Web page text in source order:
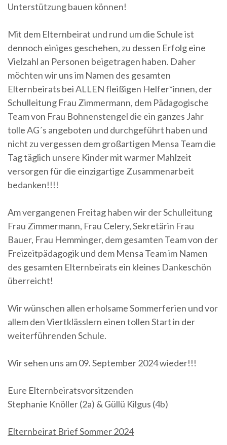
Unterstützung bauen können!
Mit dem Elternbeirat und rund um die Schule ist
dennoch einiges geschehen, zu dessen Erfolg eine
Vielzahl an Personen beigetragen haben. Daher
möchten wir uns im Namen des gesamten
Elternbeirats bei ALLEN fleißigen Helfer*innen, der
Schulleitung Frau Zimmermann, dem Pädagogische
Team von Frau Bohnenstengel die ein ganzes Jahr
tolle AG´s angeboten und durchgeführt haben und
nicht zu vergessen dem großartigen Mensa Team die
Tag täglich unsere Kinder mit warmer Mahlzeit
versorgen für die einzigartige Zusammenarbeit
bedanken!!!!
Am vergangenen Freitag haben wir der Schulleitung
Frau Zimmermann, Frau Celery, Sekretärin Frau
Bauer, Frau Hemminger, dem gesamten Team von der
Freizeitpädagogik und dem Mensa Team im Namen
des gesamten Elternbeirats ein kleines Dankeschön
überreicht!
Wir wünschen allen erholsame Sommerferien und vor
allem den Viertklässlern einen tollen Start in der
weiterführenden Schule.
Wir sehen uns am 09. September 2024 wieder!!!
Eure Elternbeiratsvorsitzenden
Stephanie Knöller (2a) & Güllü Kilgus (4b)
Elternbeirat Brief Sommer 2024